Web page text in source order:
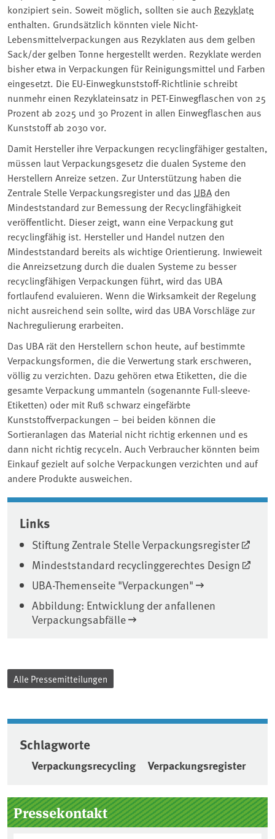
konzipiert sein. Soweit möglich, sollten sie auch Rezyklate
enthalten. Grundsätzlich könnten viele Nicht-
Lebensmittelverpackungen aus Rezyklaten aus dem gelben
Sack/der gelben Tonne hergestellt werden. Rezyklate werden
bisher etwa in Verpackungen für Reinigungsmittel und Farben
eingesetzt. Die EU-Einwegkunststoff-Richtlinie schreibt
nunmehr einen Rezyklateinsatz in PET-Einwegflaschen von 25
Prozent ab 2025 und 30 Prozent in allen Einwegflaschen aus
Kunststoff ab 2030 vor.
Damit Hersteller ihre Verpackungen recyclingfähiger gestalten,
müssen laut Verpackungsgesetz die dualen Systeme den
Herstellern Anreize setzen. Zur Unterstützung haben die
Zentrale Stelle Verpackungsregister und das UBA den
Mindeststandard zur Bemessung der Recyclingfähigkeit
veröffentlicht. Dieser zeigt, wann eine Verpackung gut
recyclingfähig ist. Hersteller und Handel nutzen den
Mindeststandard bereits als wichtige Orientierung. Inwieweit
die Anreizsetzung durch die dualen Systeme zu besser
recyclingfähigen Verpackungen führt, wird das UBA
fortlaufend evaluieren. Wenn die Wirksamkeit der Regelung
nicht ausreichend sein sollte, wird das UBA Vorschläge zur
Nachregulierung erarbeiten.
Das UBA rät den Herstellern schon heute, auf bestimmte
Verpackungsformen, die die Verwertung stark erschweren,
völlig zu verzichten. Dazu gehören etwa Etiketten, die die
gesamte Verpackung ummanteln (sogenannte Full-sleeve-
Etiketten) oder mit Ruß schwarz eingefärbte
Kunststoffverpackungen – bei beiden können die
Sortieranlagen das Material nicht richtig erkennen und es
dann nicht richtig recyceln. Auch Verbraucher könnten beim
Einkauf gezielt auf solche Verpackungen verzichten und auf
andere Produkte ausweichen.
Associated content
Links
Stiftung Zentrale Stelle Verpackungsregister
Mindeststandard recyclinggerechtes Design
UBA-Themenseite "Verpackungen"
Abbildung: Entwicklung der anfallenen
Verpackungsabfälle
Alle Pressemitteilungen
Schlagworte
Verpackungsrecycling Verpackungsregister
Seitenleiste
Pressekontakt